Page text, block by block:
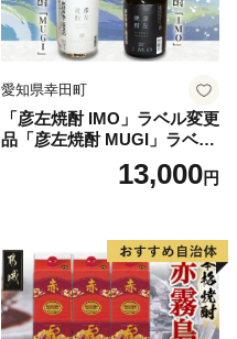
愛知県幸田町
「彦左焼酎 IMO」ラベル変更
品「彦左焼酎 MUGI」ラベル
変更品 飲み比べ セット 合計
2本 720ml×各1本 25度 焼酎
13,000円